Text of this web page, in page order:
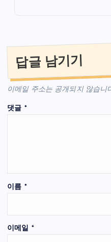
답글 남기기
이메일 주소는 공개되지 않습니
댓글 *
이름 *
이메일 *